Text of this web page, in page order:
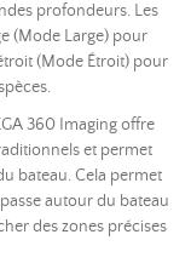
profondeurs. Les
(Mode Large) pour
(Mode Étroit) pour
360 Imaging offre
et permet
bateau. Cela permet
autour du bateau
des zones précises